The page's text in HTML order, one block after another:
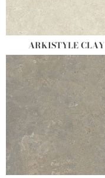
ARKISTYLE CLAY